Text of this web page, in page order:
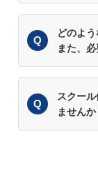
どのよ
また、
スクー
ませんか